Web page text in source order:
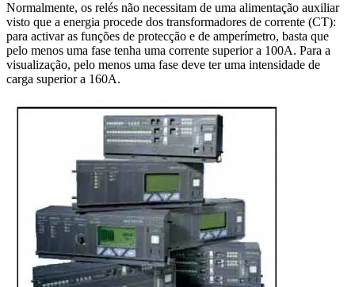
Normalmente, os relés não necessitam de uma alimentação auxiliar
visto que a energia procede dos transformadores de corrente (CT):
para activar as funções de protecção e de amperímetro, basta que
pelo menos uma fase tenha uma corrente superior a 100A. Para a
visualização, pelo menos uma fase deve ter uma intensidade de
carga superior a 160A.